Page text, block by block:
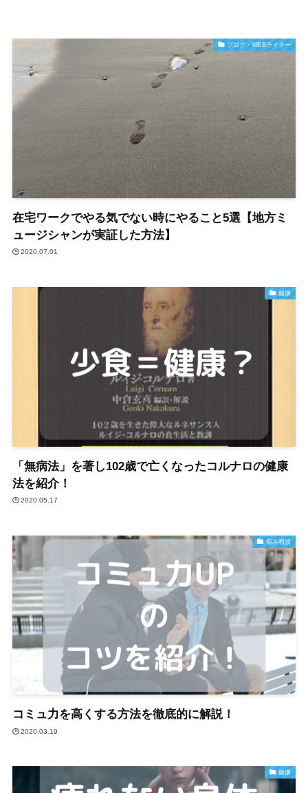
ブログ・WEBライター
在宅ワークでやる気でない時にやること5選【地方ミ
ュージシャンが実証した方法】
2020.07.01
健康
「無病法」を著し102歳で亡くなったコルナロの健康
法を紹介！
2020.05.17
悩み相談
コミュ力を高くする方法を徹底的に解説！
2020.03.19
健康